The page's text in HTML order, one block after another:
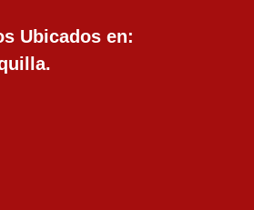
Ubicados en: